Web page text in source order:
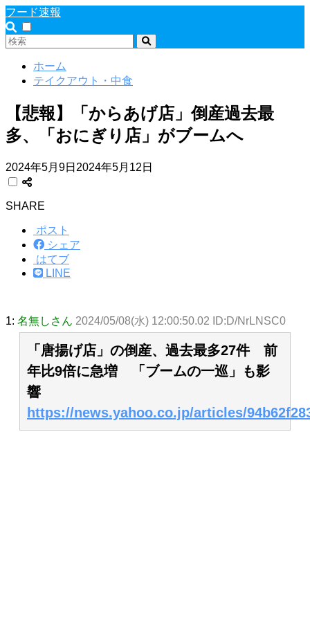
フード速報
ホーム
テイクアウト・中食
【悲報】「からあげ店」倒産過去最
多、「おにぎり店」がブームへ
2024年5月9日 2024年5月12日
SHARE
ポスト
シェア
はてブ
LINE
1: 名無しさん 2024/05/08(水) 12:00:50.02 ID:D/NrLNSC0
「唐揚げ店」の倒産、過去最多27件 前
年比9倍に急増 「ブームの一巡」も影
響
https://news.yahoo.co.jp/articles/